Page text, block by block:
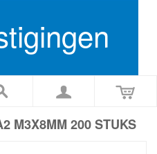
M3X8MM 200 STUKS